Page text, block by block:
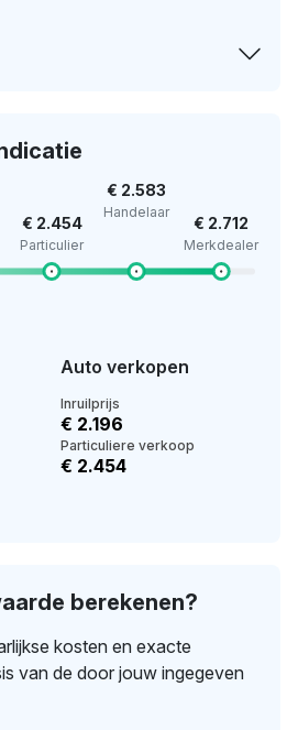
€ 2.454
Particulier
€ 2.583
Handelaar
€ 2.712
Merkdealer
Auto verkopen
Inruilprijs
€ 2.196
Particuliere verkoop
€ 2.454
berekenen?
kosten en exacte
van de door jouw ingegeven